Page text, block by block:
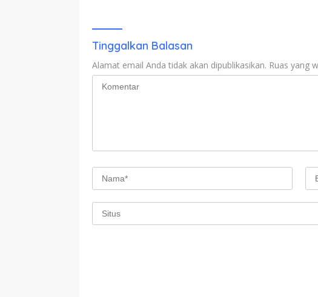
Tinggalkan Balasan
Alamat email Anda tidak akan dipublikasikan. Ruas yang